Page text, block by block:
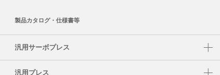
製品カタログ・仕様書等
汎用サーボプレス
汎用プレス